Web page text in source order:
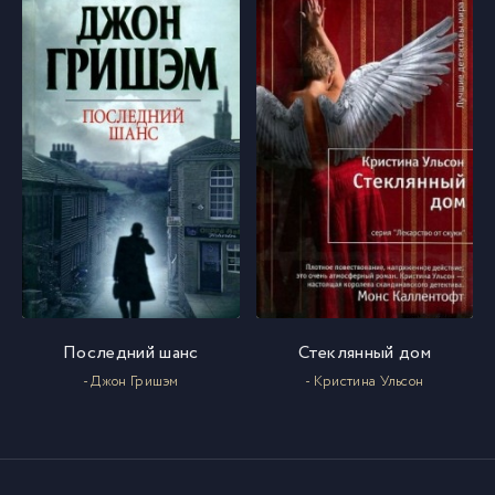
07-01
07-02
34 07-03
35 08-01
36 08-02
08-03
38 08-04
Последний шанс
- Джон Гришэм
Стеклянный дом
- Кристина Ульсон